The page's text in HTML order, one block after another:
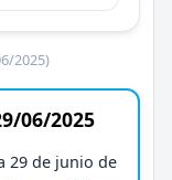
2025)
06/2025
29 de junio de